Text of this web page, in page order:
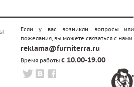
Если у вас возникли вопросы или
пожелания, вы можете связаться с нами
reklama@furniterra.ru
Время работы с 10.00-19.00